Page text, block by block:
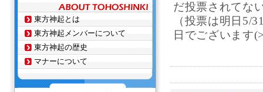
だ投票されてな
（投票は明日5/
日でございます
東方神起とは
東方神起メンバーについて
東方神起の歴史
マナーについて